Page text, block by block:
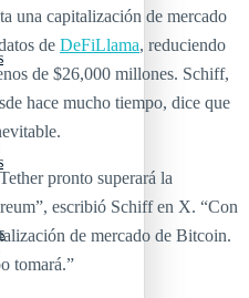
una capitalización de mercado
de DeFiLlama, reduciendo
de $26,000 millones. Schiff,
hace mucho tiempo, dice que
pronto superará la
escribió Schiff en X. “Con
de mercado de Bitcoin.
tomará.”